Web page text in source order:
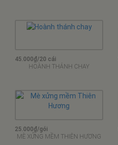
45.000₫/20 cái
HOÀNH THÁNH CHAY
25.000₫/gói
MÈ XỬNG MỀM THIÊN HƯƠNG